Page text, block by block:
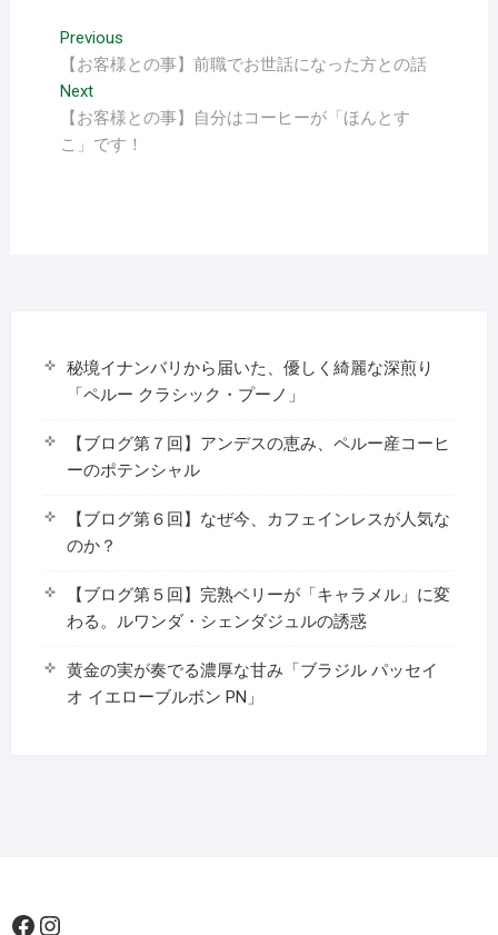
投
稿
ナ
ビ
PreviousPrevious
post:
【お客様との事】前職でお世話になった方との話
NextNext
post:
【お客様との事】自分はコーヒーが「ほんとす
こ」です！
秘境イナンバリから届いた、優しく綺麗な深煎り
「ペルー クラシック・プーノ」
【ブログ第７回】アンデスの恵み、ペルー産コーヒ
ーのポテンシャル
【ブログ第６回】なぜ今、カフェインレスが人気な
のか？
【ブログ第５回】完熟ベリーが「キャラメル」に変
わる。ルワンダ・シェンダジュルの誘惑
黄金の実が奏でる濃厚な甘み「ブラジル パッセイ
オ イエローブルボン PN」
Facebook
Instagram